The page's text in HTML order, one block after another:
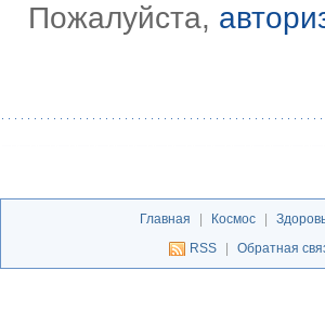
Пожалуйста,
Главная Космос
RSS
Обратная